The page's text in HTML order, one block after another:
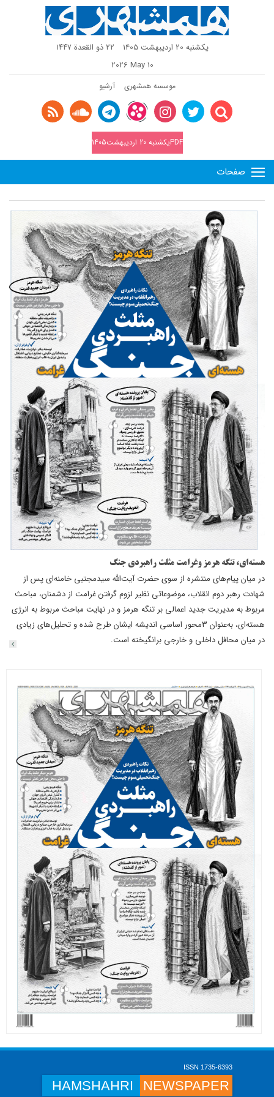
یکشنبه 20 اردیبهشت 1405
٢٢ ذو القعدة ١٤٤٧
2026 May 10
موسسه همشهری آرشیو
PDFیکشنبه 20 اردیبهشت1405
صفحات
هسته‌ای، تنگه هرمز وغرامت مثلث راهبردی جنگ
در میان پیام‌های منتشره از سوی حضرت آیت‌الله سیدمجتبی خامنه‌ای پس از
شهادت رهبر دوم انقلاب، موضوعاتی نظیر لزوم گرفتن غرامت از دشمنان، مباحث
مربوط به مدیریت جدید اعمالی بر تنگه هرمز و در نهایت مباحث مربوط به انرژی
هسته‌ای، به‌عنوان 3محور اساسی اندیشه ایشان طرح شده و تحلیل‌های زیادی
در میان محافل داخلی و خارجی برانگیخته است.
ISSN 1735-6393
HAMSHAHRI NEWSPAPER